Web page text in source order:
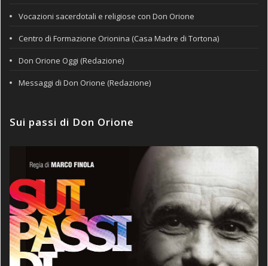
Vocazioni sacerdotali e religiose con Don Orione
Centro di Formazione Orionina (Casa Madre di Tortona)
Don Orione Oggi (Redazione)
Messaggi di Don Orione (Redazione)
Sui passi di Don Orione